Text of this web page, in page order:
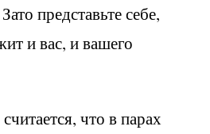
представьте себе,
и вас, и вашего
что в парах